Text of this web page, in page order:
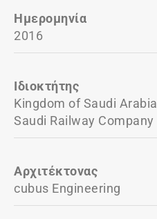
Ημερομηνία
2016
Ιδιοκτήτης
Kingdom of Saudi Arabia
Saudi Railway Company
Αρχιτέκτονας
cubus Engineering